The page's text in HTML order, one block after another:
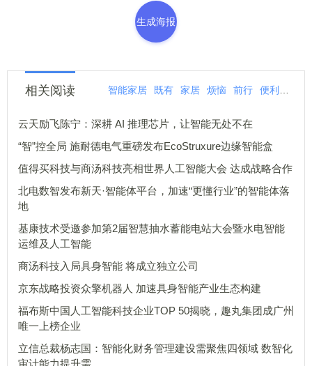
生成海报
相关阅读 智能家居 既有 家居 烦恼 前行 便利
云天励飞陈宁：深耕 AI 推理芯片，让智能无处不在
“智”控全局 施耐德电气重磅发布EcoStruxure边缘智能盒
值得买科技与商汤科技亮相世界人工智能大会 达成战略合作
北电数智发布新天·智能体平台，加速“更懂行业”的智能体落
地
基康技术受邀参加第2届智慧抽水蓄能电站大会暨水电智能
运维及人工智能
商汤科技入局具身智能 将成立独立公司
京东战略投资众擎机器人 加速具身智能产业生态构建
福布斯中国人工智能科技企业TOP 50揭晓，趣丸集团成广州
唯一上榜企业
立信总裁杨志国：智能化财务管理建设需聚焦四领域 数智化
审计能力提升需